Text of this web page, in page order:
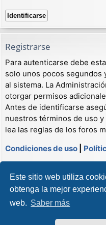
Este sitio web utiliza
obtenga la mejor
web. Saber más
Registrarse
Para autenticarse debe
solo unos pocos segundos
al sistema. La
otorgar permisos
Antes de identificarse
nuestros términos de uso
lea las reglas de los foros
Condiciones de uso
Registrarse
Inicio (Web) Foro Punta de
Desarrollado porphpBB®